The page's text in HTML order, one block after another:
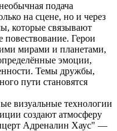
подача
на сцене, но и через
которые связывают
Герои
мирами и планетами,
эмоции,
Темы дружбы,
пути становятся
визуальные технологии
создают атмосферу
Адреналин Хаус" —